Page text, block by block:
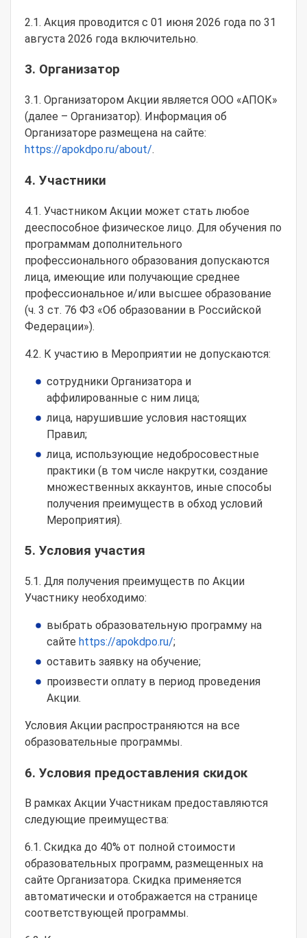
2.1. Акция проводится с 01 июня 2026 года по 31
августа 2026 года включительно.
3. Организатор
3.1. Организатором Акции является ООО «АПОК»
(далее – Организатор). Информация об
Организаторе размещена на сайте:
https://apokdpo.ru/about/.
4. Участники
4.1. Участником Акции может стать любое
дееспособное физическое лицо. Для обучения по
программам дополнительного
профессионального образования допускаются
лица, имеющие или получающие среднее
профессиональное и/или высшее образование
(ч. 3 ст. 76 ФЗ «Об образовании в Российской
Федерации»).
4.2. К участию в Мероприятии не допускаются:
сотрудники Организатора и
аффилированные с ним лица;
лица, нарушившие условия настоящих
Правил;
лица, использующие недобросовестные
практики (в том числе накрутки, создание
множественных аккаунтов, иные способы
получения преимуществ в обход условий
Мероприятия).
5. Условия участия
5.1. Для получения преимуществ по Акции
Участнику необходимо:
выбрать образовательную программу на
сайте https://apokdpo.ru/;
оставить заявку на обучение;
произвести оплату в период проведения
Акции.
Условия Акции распространяются на все
образовательные программы.
6. Условия предоставления скидок
В рамках Акции Участникам предоставляются
следующие преимущества:
6.1. Скидка до 40% от полной стоимости
образовательных программ, размещенных на
сайте Организатора. Скидка применяется
автоматически и отображается на странице
соответствующей программы.